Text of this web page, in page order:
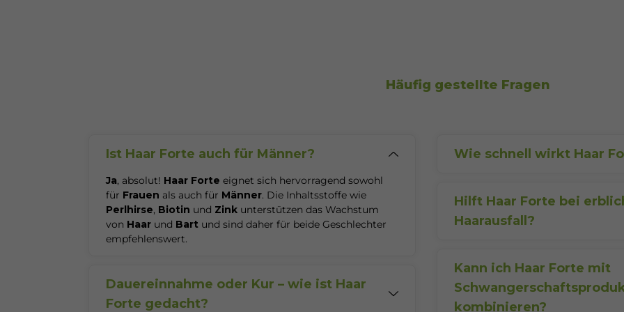
Häufig gestellte Fragen
Ist Haar Forte auch für Männer?
Ja, absolut! Haar Forte eignet sich hervorragend sowohl
für Frauen als auch für Männer. Die Inhaltsstoffe wie
Perlhirse, Biotin und Zinkunterstützen das Wachstum
von Haar und Bart und sind daher für beide Geschlechter
empfehlenswert.
Dauereinnahme oder Kur – wie ist Haar
Forte gedacht?
Wie schnell wirkt Haar
einzigartig ist und unterschiedlich
Hilft Haar Forte bei
Haarausfall?
einen Arzt aufsuchen.
Kann ich Haar Forte mit
kombinieren?